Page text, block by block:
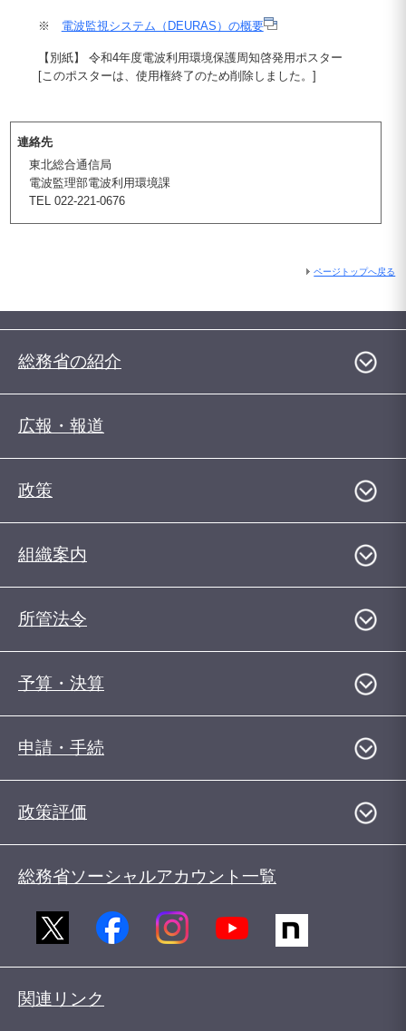
※ 電波監視システム（DEURAS）の概要
【別紙】 令和4年度電波利用環境保護周知啓発用ポスター
[このポスターは、使用権終了のため削除しました。]
連絡先
東北総合通信局
電波監理部電波利用環境課
TEL 022-221-0676
ページトップへ戻る
総務省の紹介
広報・報道
政策
組織案内
所管法令
予算・決算
申請・手続
政策評価
総務省ソーシャルアカウント一覧
関連リンク